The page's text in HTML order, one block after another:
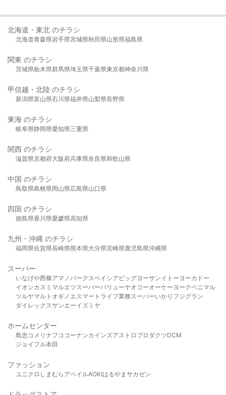
北海道・東北 のチラシ
北海道青森県岩手県宮城県秋田県山形県福島県
関東 のチラシ
茨城県栃木県群馬県埼玉県千葉県東京都神奈川県
甲信越・北陸 のチラシ
新潟県富山県石川県福井県山梨県長野県
東海 のチラシ
岐阜県静岡県愛知県三重県
関西 のチラシ
滋賀県京都府大阪府兵庫県奈良県和歌山県
中国 のチラシ
鳥取県島根県岡山県広島県山口県
四国 のチラシ
徳島県香川県愛媛県高知県
九州・沖縄 のチラシ
福岡県佐賀県長崎県熊本県大分県宮崎県鹿児島県沖縄県
スーパー
いなげや西條アマノパークスベイシア ビッグヨーサンイトーヨーカドー
イオンカスミ マルエツスーパーバリューヤオコーオーケー ヨークベニマル
ツルヤマルト オギノ エスマート ライフ業務スーパーいかり フジグラン
ダイレックスサンエーイズミヤ
ホームセンター
島忠 コメリ ナフコ コーナンカインズアストロプロダクツDCM
ジョイフル本田
ファッション
ユニクロ しまむら アベイルAOKIはるやま サカゼン